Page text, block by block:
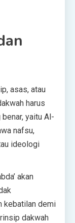
asas, atau
harus
yaitu Al-
nafsu,
ideologi
akan
kebatilan demi
dakwah